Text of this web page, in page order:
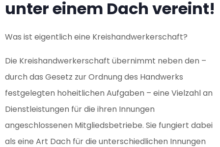
unter einem Dach vereint!
Was ist eigentlich eine Kreishandwerkerschaft?
Die Kreishandwerkerschaft übernimmt neben den –
durch das Gesetz zur Ordnung des Handwerks
festgelegten hoheitlichen Aufgaben – eine Vielzahl an
Dienstleistungen für die ihren Innungen
angeschlossenen Mitgliedsbetriebe. Sie fungiert dabei
als eine Art Dach für die unterschiedlichen Innungen